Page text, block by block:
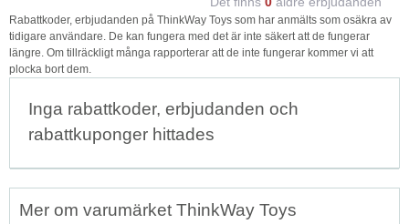
Rabattkoder, erbjudanden på ThinkWay Toys som har anmälts som osäkra av
tidigare användare. De kan fungera med det är inte säkert att de fungerar
längre. Om tillräckligt många rapporterar att de inte fungerar kommer vi att
plocka bort dem.
Inga rabattkoder, erbjudanden och
rabattkuponger hittades
Mer om varumärket ThinkWay Toys